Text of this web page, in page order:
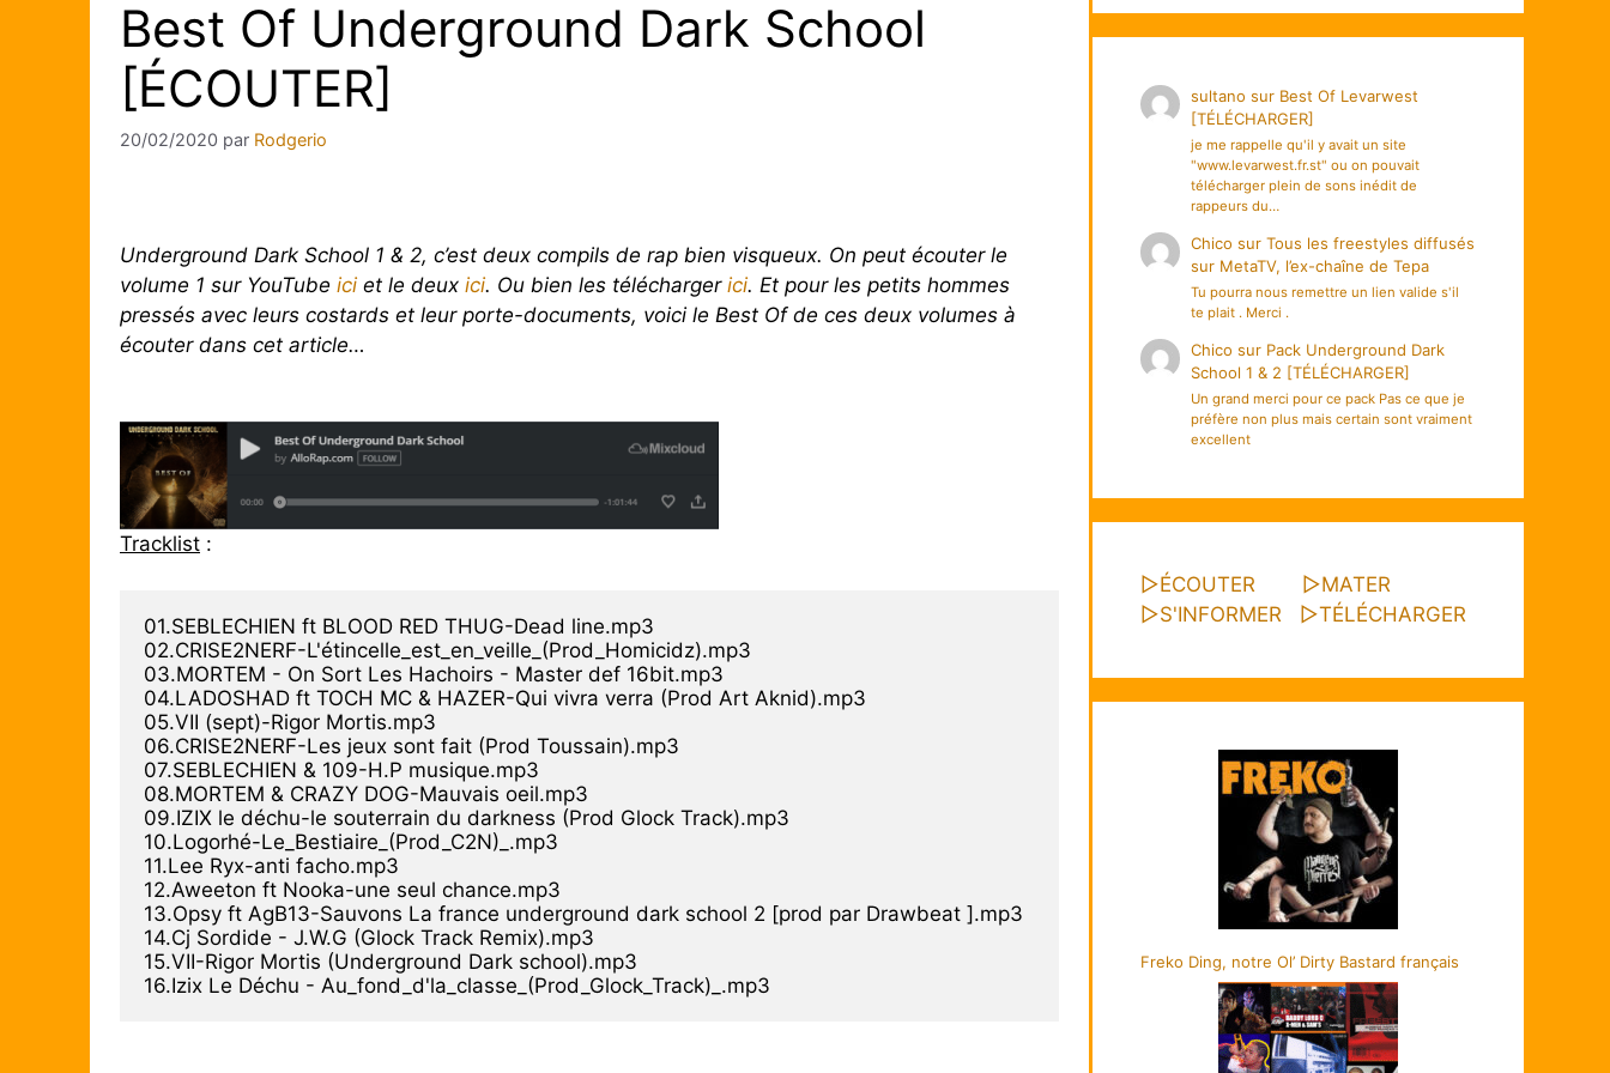
Best Of Underground Dark School
[ÉCOUTER]
20/02/2020 par Rodgerio
Underground Dark School 1 & 2, c’est deux compils de rap bien visqueux. On peut écouter le
volume 1 sur YouTube iciet le deux ici. Ou bien les télécharger ici. Et pour les petits hommes
pressés avec leurs costards et leur porte-documents, voici le Best Of de ces deux volumes à
écouter dans cet article…
Tracklist :
01.SEBLECHIEN ft BLOOD RED THUG-Dead line.mp3
02.CRISE2NERF-L'étincelle_est_en_veille_(Prod_Homicidz).mp3
03.MORTEM - On Sort Les Hachoirs - Master def 16bit.mp3
04.LADOSHAD ft TOCH MC & HAZER-Qui vivra verra (Prod Art Aknid).mp3
05.VII (sept)-Rigor Mortis.mp3
06.CRISE2NERF-Les jeux sont fait (Prod Toussain).mp3
07.SEBLECHIEN & 109-H.P musique.mp3
08.MORTEM & CRAZY DOG-Mauvais oeil.mp3
09.IZIX le déchu-le souterrain du darkness (Prod Glock Track).mp3
10.Logorhé-Le_Bestiaire_(Prod_C2N)_.mp3
11.Lee Ryx-anti facho.mp3
12.Aweeton ft Nooka-une seul chance.mp3
13.Opsy ft AgB13-Sauvons La france underground dark school 2 [prod par Drawbeat ].mp3
14.Cj Sordide - J.W.G (Glock Track Remix).mp3
15.VII-Rigor Mortis (Underground Dark school).mp3
sultano sur Best Of Levarwest
[TÉLÉCHARGER]
je me rappelle qu'il y avait un site
"www.levarwest.fr.st" ou on pouvait
télécharger plein de sons inédit de
rappeurs du…
Chico surTous les freestyles diffusés
sur MetaTV, l’ex-chaîne de Tepa
Tu pourra nous remettre un lien valide s'il
te plait . Merci .
Chico sur Pack Underground Dark
School 1 & 2 [TÉLÉCHARGER]
Un grand merci pour ce pack Pas ce que je
préfère non plus mais certain sont vraiment
excellent
▷ÉCOUTER ▷MATER
▷S'INFORMER ▷TÉLÉCHARGER
Freko Ding, notre Ol’ Dirty Bastard français